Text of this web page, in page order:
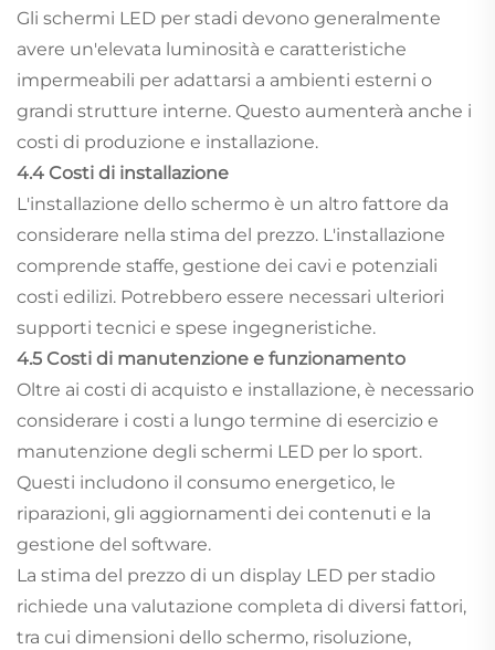
Gli schermi LED per stadi devono generalmente
avere un'elevata luminosità e caratteristiche
impermeabili per adattarsi a ambienti esterni o
grandi strutture interne. Questo aumenterà anche i
costi di produzione e installazione.
4.4 Costi di installazione
L'installazione dello schermo è un altro fattore da
considerare nella stima del prezzo. L'installazione
comprende staffe, gestione dei cavi e potenziali
costi edilizi. Potrebbero essere necessari ulteriori
supporti tecnici e spese ingegneristiche.
4.5 Costi di manutenzione e funzionamento
Oltre ai costi di acquisto e installazione, è necessario
considerare i costi a lungo termine di esercizio e
manutenzione degli schermi LED per lo sport.
Questi includono il consumo energetico, le
riparazioni, gli aggiornamenti dei contenuti e la
gestione del software.
La stima del prezzo di un display LED per stadio
richiede una valutazione completa di diversi fattori,
tra cui dimensioni dello schermo, risoluzione,